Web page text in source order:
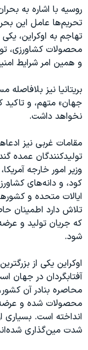
چهل سال گروگان‌گیری
قانون شفافیت دارائی
اعتراضات مردمی آبان ۹۸
اسرائیل در جنگ
همایش محافظه‌کاران
صفحه‌های ویژه
روسیه با اشاره به
تحریم‌ها عامل این
تهاجم به اوکراین،
محصولات کشاورزی،
و همین امر شرایط
بریتانیا نیز
جهان» متهم، و
نخواهد داشت.
مقامات غربی نیز
تولیدکنندگان عمده
وزیر امور خارجه
کود، و دانه‌‌های
ایالات متحده و
تلاش دارد اطمینان
که جریان تولید و
شود.
اوکراین یکی از
آفتابگردان در جهان
محاصره بنادر آن
محصولات شده و
انداخته است. بسیاری
شدت مین‌گذاری